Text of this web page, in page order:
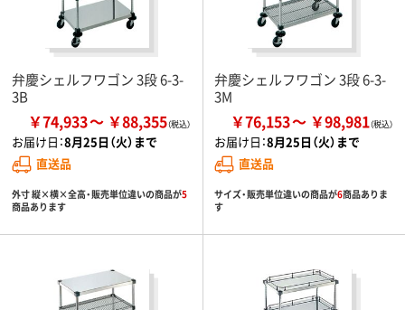
弁慶シェルフワゴン 3段 6-3-
3B
￥74,933 ￥88,355
お届け日：8月25日（火）まで
直送品
外寸 縦×横×全高・販売単位違いの商品が5
商品あります
弁慶シェルフワゴン 3段 6-3-
3M
￥76,153 ￥98,981
お届け日：8月25日（火）まで
直送品
サイズ・販売単位違いの商品が6商品ありま
す